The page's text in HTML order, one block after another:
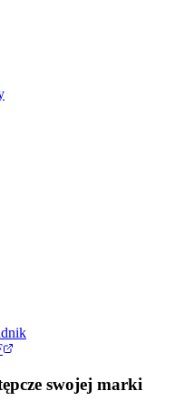
swojej marki